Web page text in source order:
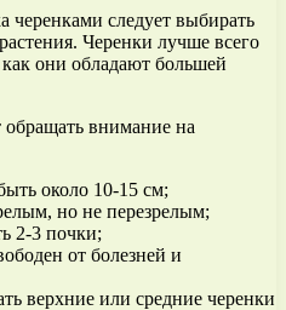
следует выбирать
Черенки лучше всего
они обладают большей
обращать внимание на
около 10-15 см;
но не перезрелым;
2-3 почки;
от болезней и
верхние или средние черенки